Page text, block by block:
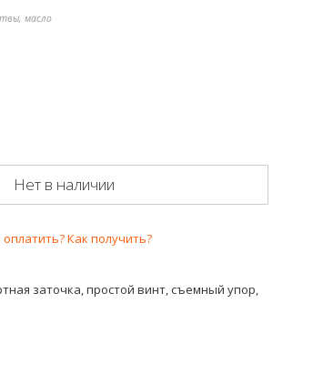
масло
Нет в наличии
Как получить?
заточка, простой винт, съемный упор,